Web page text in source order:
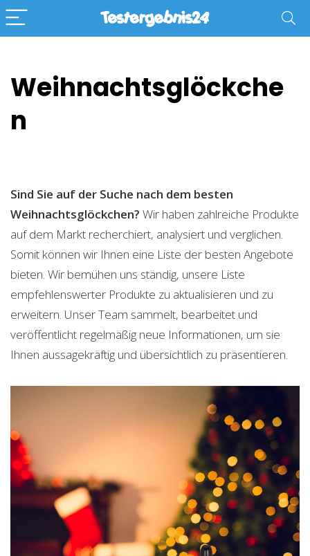
Weihnachtsglöckche
n
Sind Sie auf der Suche nach dem besten
Weihnachtsglöckchen? Wir haben zahlreiche Produkte
auf dem Markt recherchiert, analysiert und verglichen.
Somit können wir Ihnen eine Liste der besten Angebote
bieten. Wir bemühen uns ständig, unsere Liste
empfehlenswerter Produkte zu aktualisieren und zu
erweitern. Unser Team sammelt, bearbeitet und
veröffentlicht regelmäßig neue Informationen, um sie
Ihnen aussagekräftig und übersichtlich zu präsentieren.